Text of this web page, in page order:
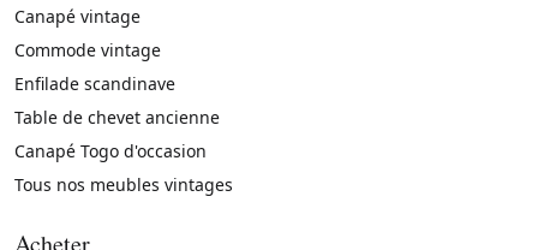
Canapé vintage
Commode vintage
Enfilade scandinave
Table de chevet ancienne
Canapé Togo d'occasion
Tous nos meubles vintages